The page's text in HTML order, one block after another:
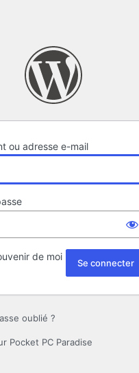
ou adresse e-mail
de moi
oublié ?
Pocket PC Paradise